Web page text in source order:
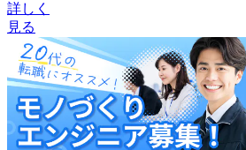
詳しく
見る